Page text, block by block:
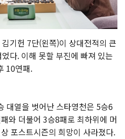
기헌 7단(왼쪽)이 상대전적의 큰
다. 이해 못할 부진에 빠져 있는
10연패.
대열을 벗어난 스타영천은 5승6
와 더불어 3승8패로 최하위에 머
포스트시즌의 희망이 사라졌다.